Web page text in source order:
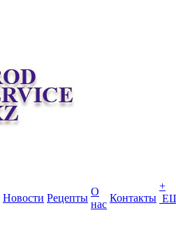
Новости Рецепты
О
нас
Контакты
+